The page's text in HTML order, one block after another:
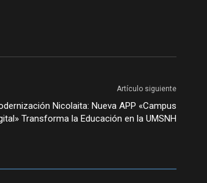
Artículo siguiente
Nicolaita: Nueva APP «Campus
Transforma la Educación en la UMSNH